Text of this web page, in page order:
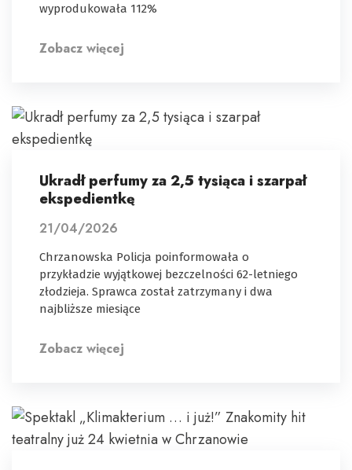
wyprodukowała 112%
Zobacz więcej
Ukradł perfumy za 2,5 tysiąca i szarpał
ekspedientkę
21/04/2026
Chrzanowska Policja poinformowała o
przykładzie wyjątkowej bezczelności 62-letniego
złodzieja. Sprawca został zatrzymany i dwa
najbliższe miesiące
Zobacz więcej